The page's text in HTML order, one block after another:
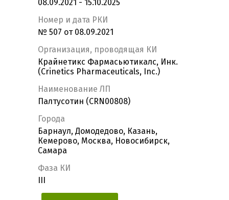
08.09.2021 - 15.10.2025
Номер и дата РКИ
№ 507 от 08.09.2021
Организация, проводящая КИ
Крайнетикс Фармасьютикалс, Инк.
(Crinetics Pharmaceuticals, Inc.)
Наименование ЛП
Палтусотин (CRN00808)
Города
Барнаул, Домодедово, Казань,
Кемерово, Москва, Новосибирск,
Самара
Фаза КИ